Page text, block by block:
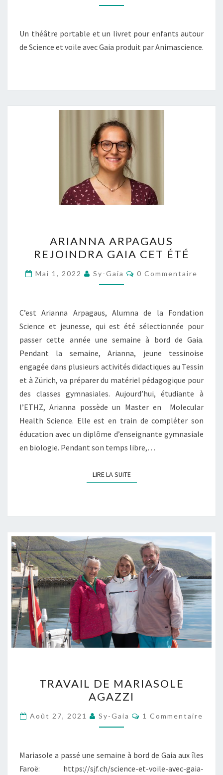
MARLO
MANCHOT
Un théâtre portable et un livret pour enfants autour
de Science et voile avec Gaia produit par Animascience.
ARPAGAUS
REJOINDRA
GAIA
CET
ARIANNA ARPAGAUS
REJOINDRA GAIA CET ÉTÉ
Mai 1, 2022 Sy-Gaia Commentaires
0 Commentaire
C’est Arianna Arpagaus, Alumna de la Fondation
Science et jeunesse, qui est été sélectionnée pour
passer cette année une semaine à bord de Gaia.
Pendant la semaine, Arianna, jeune tessinoise
engagée dans plusieurs activités didactiques au Tessin
et à Zürich, va préparer du matériel pédagogique pour
des classes gymnasiales. Aujourd’hui, étudiante à
l’ETHZ, Arianna possède un Master en Molecular
Health Science. Elle est en train de compléter son
éducation avec un diplôme d’enseignante gymnasiale
en biologie. Pendant son temps libre,…
LIRE LA SUITELIRE LA SUITE
DE
MARIASOLE
AGAZZI
TRAVAIL DE MARIASOLE
AGAZZI
Août 27, 2021 Sy-Gaia Commentaires
1 Commentaire
Mariasole a passé une semaine à bord de Gaia aux îles
Faroë: https://sjf.ch/science-et-voile-avec-gaia-